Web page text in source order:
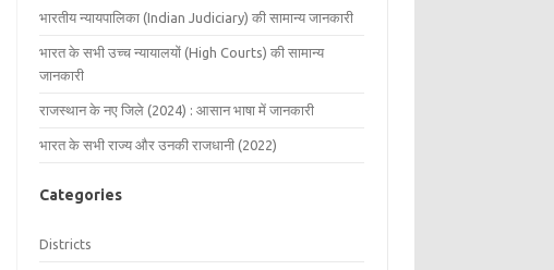
भारतीय न्यायपालिका (Indian Judiciary) की सामान्य जानकारी
भारत के सभी उच्च न्यायालयों (High Courts) की सामान्य
जानकारी
राजस्थान के नए जिले (2024) : आसान भाषा में जानकारी
भारत के सभी राज्य और उनकी राजधानी (2022)
Categories
Districts